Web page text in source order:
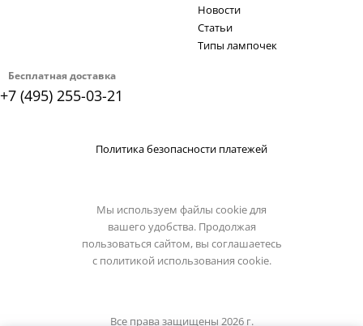
Бесплатная доставка
+7 (495) 255-03-21
Новости
Статьи
Типы лампочек
Политика безопасности платежей
Мы используем файлы cookie для
вашего удобства. Продолжая
пользоваться сайтом, вы соглашаетесь
с политикой использования cookie.
Все права защищены 2026 г.